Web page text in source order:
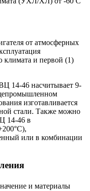
от атмосферных
климата и первой (1)
14-46 насчитывает 9-
изготавливается
стали. Также можно
14-46 в
или в комбинации
и материалы